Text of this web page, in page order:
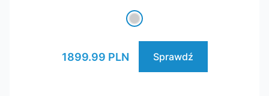
1899.99 PLN Sprawdź